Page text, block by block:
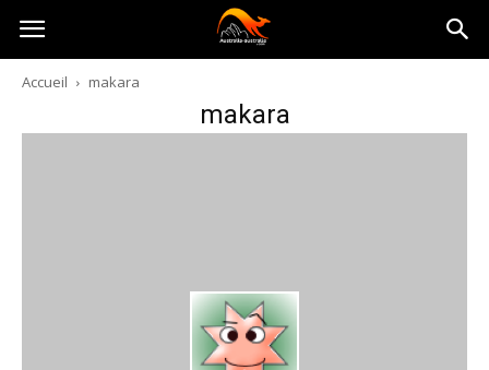
Australia-
australie.com
Accueil makara
makara